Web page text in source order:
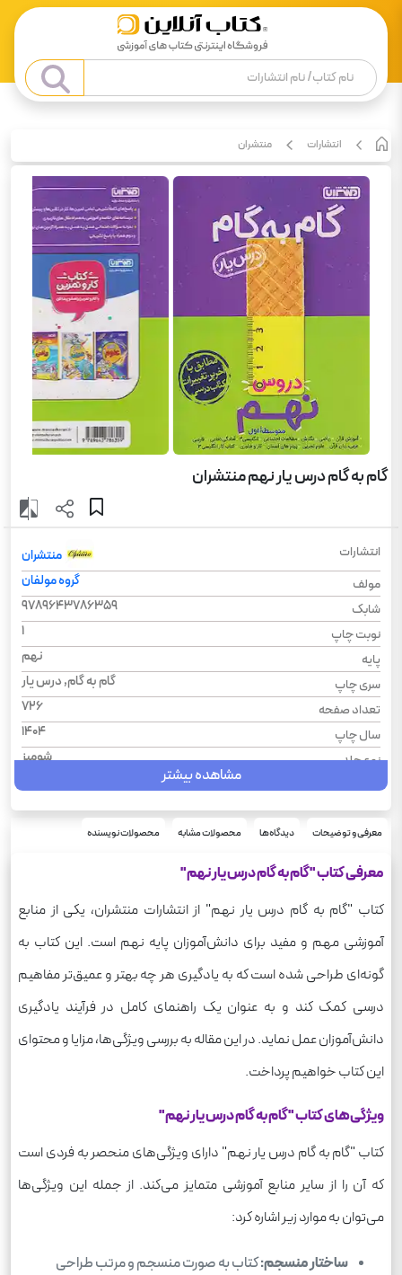
انتشارات منتشران
گام به گام درس یار نهم منتشران
انتشارات
منتشران
مولف
گروه مولفان
شابک
9789643786359
نوبت چاپ
1
پایه
نهم
سری چاپ
گام به گام, درس یار
تعداد صفحه
726
سال چاپ
1404
نوع جلد
شومیز
قطع
وزیری
وزن
مشاهده بیشتر
معرفی و توضیحات دیدگاه‌ها محصولات مشابه محصولات نویسنده
معرفی کتاب "گام به گام درس یار نهم"
کتاب "گام به گام درس یار نهم" از انتشارات منتشران، یکی از منابع
آموزشی مهم و مفید برای دانش‌آموزان پایه نهم است. این کتاب به
گونه‌ای طراحی شده است که به یادگیری هر چه بهتر و عمیق‌تر مفاهیم
درسی کمک کند و به عنوان یک راهنمای کامل در فرآیند یادگیری
دانش‌آموزان عمل نماید. در این مقاله به بررسی ویژگی‌ها، مزایا و محتوای
این کتاب خواهیم پرداخت.
ویژگی‌های کتاب "گام به گام درس یار نهم"
کتاب "گام به گام درس یار نهم" دارای ویژگی‌های منحصر به فردی است
که آن را از سایر منابع آموزشی متمایز می‌کند. از جمله این ویژگی‌ها
می‌توان به موارد زیر اشاره کرد:
ساختار منسجم:کتاب به صورت منسجم و مرتب طراحی